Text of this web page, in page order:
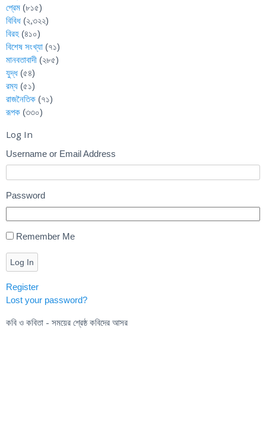
প্রেম (৮১৫)
বিবিধ (২,৩২২)
বিরহ (৪১০)
বিশেষ সংখ্যা (৭১)
মানবতাবাদী (২৮৫)
যুদ্ধ (৫৪)
রম্য (৫১)
রাজনৈতিক (৭১)
রূপক (৩৩০)
Log In
Username or Email Address
Password
Remember Me
Log In
Register
Lost your password?
কবি ও কবিতা - সময়ের শ্রেষ্ঠ কবিদের আসর